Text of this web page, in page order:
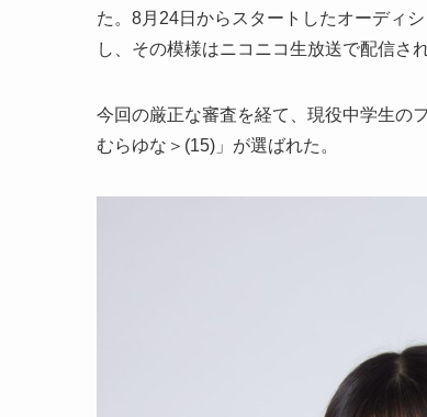
た。8月24日からスタートしたオーディ
し、その模様はニコニコ生放送で配信さ
今回の厳正な審査を経て、現役中学生の
むらゆな＞(15)」が選ばれた。